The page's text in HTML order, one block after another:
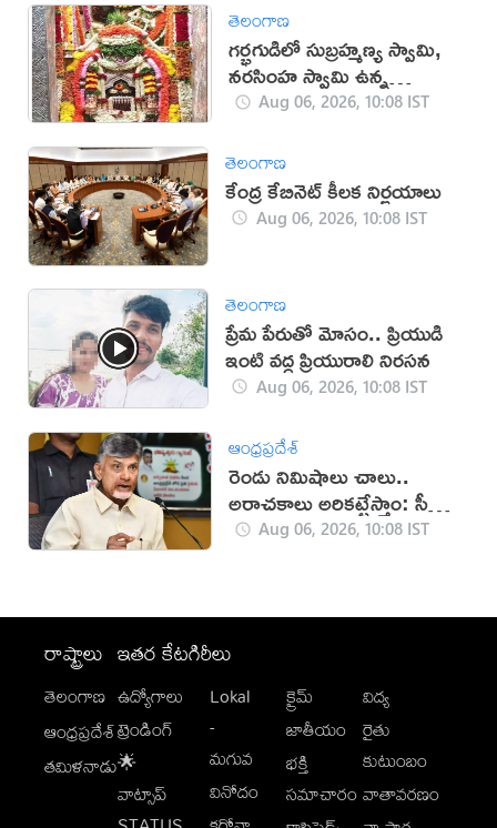
తెలంగాణ
గర్భగుడిలో సుబ్రహ్మణ్య స్వామి,
నరసింహ స్వామి ఉన్న
దేవాలయం ఇదే
Aug 06, 2026, 10:08 IST
తెలంగాణ
కేంద్ర కేబినెట్ కీలక నిర్ణయాలు
Aug 06, 2026, 10:08 IST
తెలంగాణ
ప్రేమ పేరుతో మోసం.. ప్రియుడి
ఇంటి వద్ద ప్రియురాలి నిరసన
Aug 06, 2026, 10:08 IST
ఆంధ్రప్రదేశ్
రెండు నిమిషాలు చాలు..
అరాచకాలు అరికట్టేస్తాం: సీఎం
చంద్రబాబు
Aug 06, 2026, 10:08 IST
రాష్ట్రాలు
తెలంగాణ
ఆంధ్రప్రదేశ్
తమిళనాడు
ఇతర కేటగిరీలు
ఉద్యోగాలు
ట్రెండింగ్
🌟
వాట్సాప్
Lokal
-
మగువ
వినోదం
క్రైమ్
జాతీయం
భక్తి
సమాచారం
విద్య
రైతు
కుటుంబం
వాతావరణం